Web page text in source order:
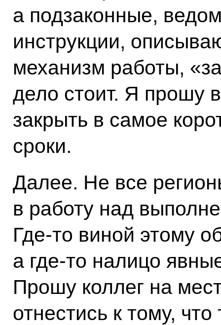
а подзаконные,
инструкции,
механизм работы,
дело стоит. Я прошу
закрыть в самое
сроки.
Далее. Не все
в работу над
Где‑то виной этому
а где‑то налицо
Прошу коллег на
отнестись к тому,